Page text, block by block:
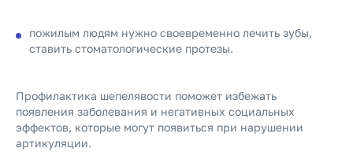
пожилым людям нужно своевременно лечить зубы,
ставить стоматологические протезы.
Профилактика шепелявости поможет избежать
появления заболевания и негативных социальных
эффектов, которые могут появиться при нарушении
артикуляции.